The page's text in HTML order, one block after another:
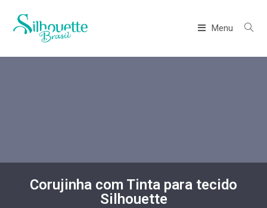
Menu
Corujinha com Tinta para tecido
Silhouette